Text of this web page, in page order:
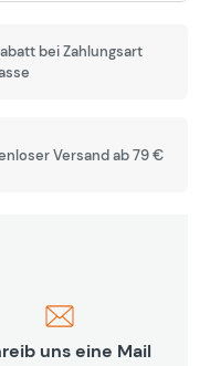
bei Zahlungsart
Versand ab 79 €
uns eine Mail